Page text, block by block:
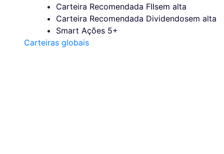
Carteira Recomendada FIIsem alta
Carteira Recomendada Dividendosem alta
Smart Ações 5+
Carteiras globais